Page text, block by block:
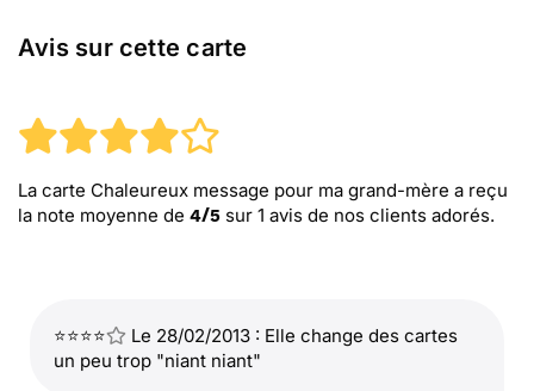
Avis sur cette carte
La carte Chaleureux message pour ma grand-mère a reçu
la note moyenne de 4/5 sur 1 avis de nos clients adorés.
⭐⭐⭐⭐
Le 28/02/2013 : Elle change des cartes
un peu trop "niant niant"